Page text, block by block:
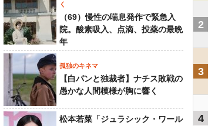
く
（69）慢性の喘息発作で緊急入
院。酸素吸入、点滴、投薬の最晩
年
孤独のキネマ
【白パンと独裁者】ナチス敗戦の
愚かな人間模様が胸に響く
松本若菜「ジュラシック・ワール
2
3
4